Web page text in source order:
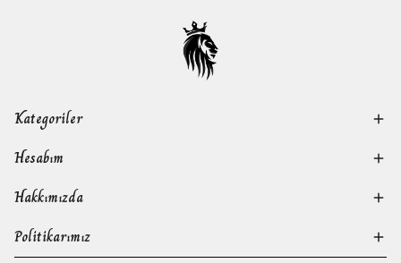
Kategoriler
Hesabım
Hakkımızda
Politikarımız